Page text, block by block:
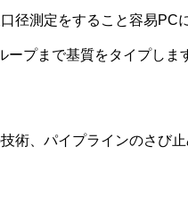
径測定をすること容易
ープまで基質をタイプし
術、パイプラインのさび